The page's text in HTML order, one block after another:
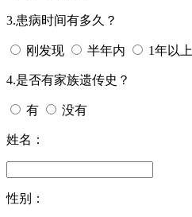
3.患病时间有多久？
刚发现 半年内 1年以上
4.是否有家族遗传史？
有 没有
姓名：
性别：